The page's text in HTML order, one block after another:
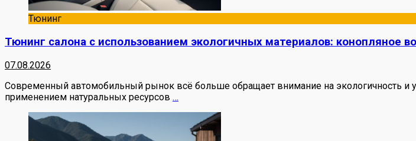
Тюнинг
Тюнинг салона с использованием экологичных материалов: конопляное
07.08.2026
Современный автомобильный рынок всё больше обращает внимание на экологичность и
применением натуральных ресурсов …